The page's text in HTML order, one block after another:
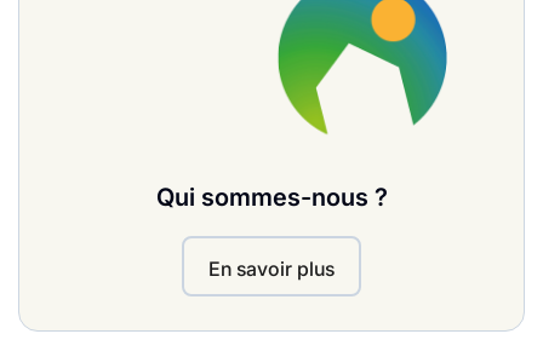
Qui sommes-nous ?
En savoir plus